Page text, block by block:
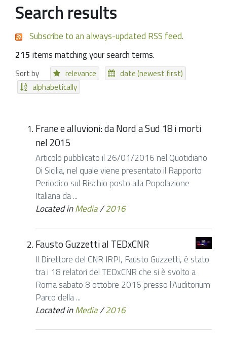
Search results
Subscribe to an always-updated RSS feed.
215 items matching your search terms.
Sort by relevance
date (newest first)
alphabetically
Frane e alluvioni: da Nord a Sud 18 i morti
nel 2015
Articolo pubblicato il 26/01/2016 nel Quotidiano
Di Sicilia, nel quale viene presentato il Rapporto
Periodico sul Rischio posto alla Popolazione
Italiana da ...
Located inMedia/2016
Fausto Guzzetti al TEDxCNR
Il Direttore del CNR IRPI, Fausto Guzzetti, è stato
tra i 18 relatori del TEDxCNR che si è svolto a
Roma sabato 8 ottobre 2016 presso l'Auditorium
Parco della ...
Located inMedia/2016